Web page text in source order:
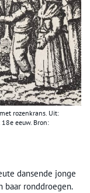
rozenkrans. Uit:
eeuw. Bron:
dansende jonge
baar ronddroegen.